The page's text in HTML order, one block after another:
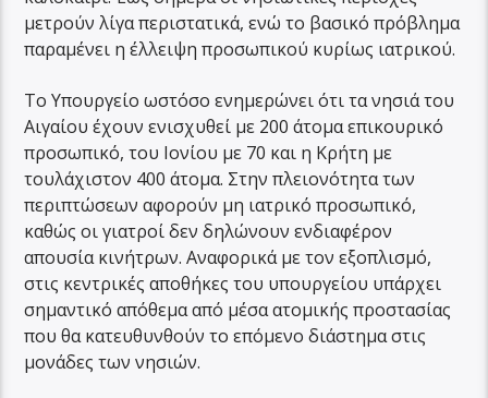
μετρούν λίγα περιστατικά, ενώ το βασικό πρόβλημα
παραμένει η έλλειψη προσωπικού κυρίως ιατρικού.
Το Υπουργείο ωστόσο ενημερώνει ότι τα νησιά του
Αιγαίου έχουν ενισχυθεί με 200 άτομα επικουρικό
προσωπικό, του Ιονίου με 70 και η Κρήτη με
τουλάχιστον 400 άτομα. Στην πλειονότητα των
περιπτώσεων αφορούν μη ιατρικό προσωπικό,
καθώς οι γιατροί δεν δηλώνουν ενδιαφέρον
απουσία κινήτρων. Αναφορικά με τον εξοπλισμό,
στις κεντρικές αποθήκες του υπουργείου υπάρχει
σημαντικό απόθεμα από μέσα ατομικής προστασίας
που θα κατευθυνθούν το επόμενο διάστημα στις
μονάδες των νησιών.